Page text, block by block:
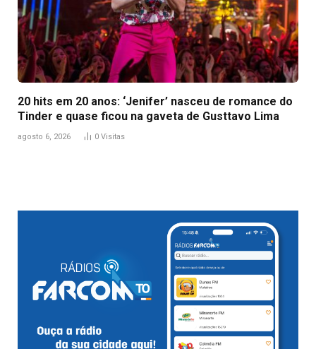
20 hits em 20 anos: ‘Jenifer’ nasceu de romance do
Tinder e quase ficou na gaveta de Gusttavo Lima
agosto 6, 2026 0 Visitas